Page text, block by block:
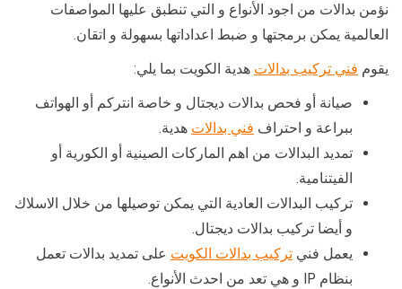
نؤمن بدالات من اجود الأنواع و التي تنطبق عليها المواصفات
العالمية يمكن برمجتها و ضبط اعداداتها بسهولة و اتقان.
يقوم فني تركيب بدالات هدية الكويت بما يلي:
صيانة أو فحص بدالات ديجتال و خاصة انتركم أو الهواتف
ببراعة و احتراف فني بدالات هدية.
تمديد البدالات من اهم الماركات الصينية أو الكورية أو
الفيتنامية.
تركيب البدالات العادية التي يمكن توصيلها من خلال الاسلاك
و أيضا تركيب بدالات ديجتال.
يعمل فني تركيب بدالات الكويت على تمديد بدالات تعمل
بنظام IP و هي تعد من احدث الأنواع.